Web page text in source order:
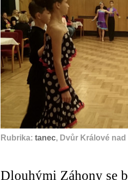
Rubrika: tanec, Dvůr Králové
Dlouhými Záhony se